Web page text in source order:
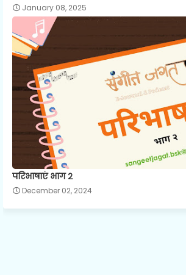
January 08, 2025
परिभाषाएं भाग २
December 02, 2024